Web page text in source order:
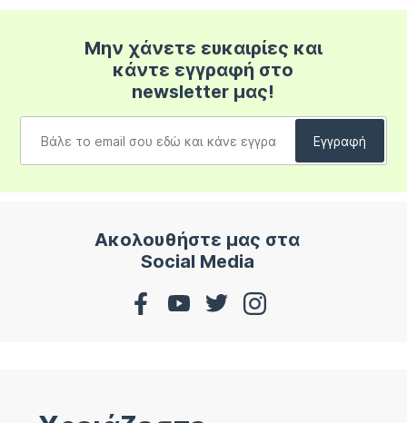
Μην χάνετε ευκαιρίες και
κάντε εγγραφή στο
newsletter μας!
Ακολουθήστε μας στα
Social Media